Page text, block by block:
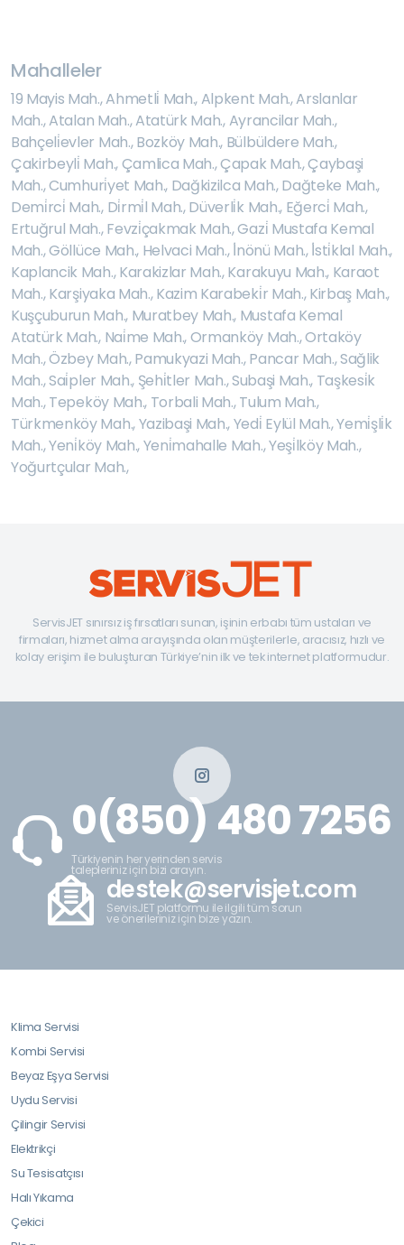
Mahalleler
19 Mayis Mah.,Ahmetli̇ Mah.,Alpkent Mah.,Arslanlar
Mah.,Atalan Mah.,Atatürk Mah.,Ayrancilar Mah.,
Bahçeli̇evler Mah.,Bozköy Mah., Bülbüldere Mah.,
Çakirbeyli̇ Mah.,Çamlica Mah.,Çapak Mah.,Çaybaşi
Mah.,Cumhuri̇yet Mah., Dağkizilca Mah.,Dağteke Mah.,
Demi̇rci̇ Mah., Di̇rmi̇l Mah.,Düverli̇k Mah., Eğerci̇ Mah.,
Ertuğrul Mah.,Fevzi̇çakmak Mah.,Gazi̇ Mustafa Kemal
Mah.,Göllüce Mah., Helvaci Mah.,İ̇nönü Mah.,İ̇sti̇klal Mah.,
Kaplancik Mah.,Karakizlar Mah.,Karakuyu Mah., Karaot
Mah.,Karşiyaka Mah.,Kazim Karabeki̇r Mah.,Kirbaş Mah.,
Kuşçuburun Mah., Muratbey Mah., Mustafa Kemal
Atatürk Mah., Nai̇me Mah.,Ormanköy Mah.,Ortaköy
Mah.,Özbey Mah.,Pamukyazi Mah.,Pancar Mah.,Sağlik
Mah.,Sai̇pler Mah., Şehi̇tler Mah.,Subaşi Mah., Taşkesi̇k
Mah.,Tepeköy Mah., Torbali Mah.,Tulum Mah.,
Türkmenköy Mah.,Yazibaşi Mah.,Yedi̇ Eylül Mah.,Yemi̇şli̇k
Mah.,Yeni̇köy Mah.,Yeni̇mahalle Mah.,Yeşi̇lköy Mah.,
Yoğurtçular Mah.,
ServisJET sınırsız iş fırsatları sunan, işinin erbabı tüm ustaları ve
firmaları, hizmet alma arayışında olan müşterilerle, aracısız, hızlı ve
kolay erişim ile buluşturan Türkiye’nin ilk ve tek internet platformudur.
0(850) 480 7256
Türkiyenin her yerinden servis
talepleriniz için bizi arayın.
destek@servisjet.com
ServisJET platformu ile ilgili tüm sorun
ve önerileriniz için bize yazın.
Klima Servisi
Kombi Servisi
Beyaz Eşya Servisi
Uydu Servisi
Çilingir Servisi
Elektrikçi
Su Tesisatçısı
Halı Yıkama
Çekici